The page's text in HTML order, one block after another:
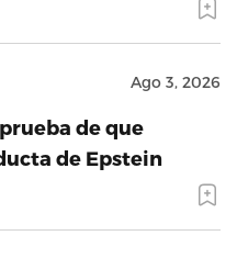
Ago 3, 2026
de que
de Epstein